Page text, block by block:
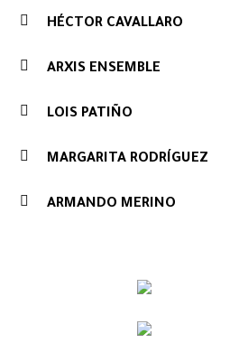
HÉCTOR CAVALLARO
ARXIS ENSEMBLE
LOIS PATIÑO
MARGARITA RODRÍGUEZ
ARMANDO MERINO